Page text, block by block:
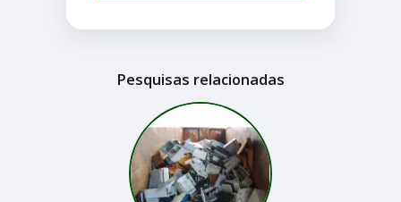
Pesquisas relacionadas